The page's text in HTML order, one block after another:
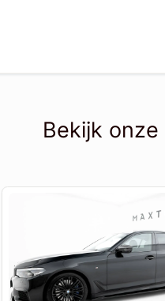
Bekijk onze